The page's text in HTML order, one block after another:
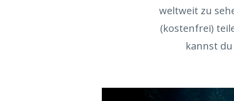
weltweit zu
(kostenfrei)
kannst